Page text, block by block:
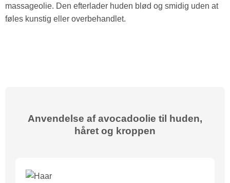
massageolie. Den efterlader huden blød og smidig uden at
føles kunstig eller overbehandlet.
Anvendelse af avocadoolie til huden,
håret og kroppen